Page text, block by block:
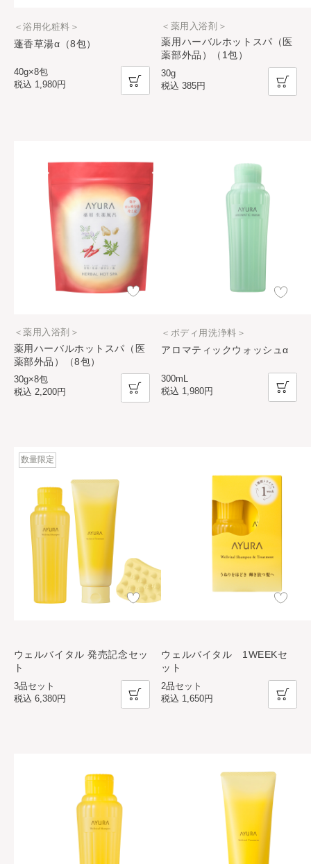
蓬香草湯α（8包）
＜浴用化粧料＞
40g×8包
税込 1,980円
薬用ハーバルホットスパ（医
薬部外品）（1包）
＜薬用入浴剤＞
30g
税込385円
薬用ハーバルホットスパ（医
薬部外品）（8包）
＜薬用入浴剤＞
30g×8包
税込 2,200円
アロマティックウォッシュα
＜ボディ用洗浄料＞
300mL
税込 1,980円
ウェルバイタル 発売記念セッ
ト
数量限定
3品セット
税込 6,380円
ウェルバイタル 1WEEKセ
ット
2品セット
税込 1,650円